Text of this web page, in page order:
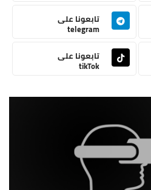
تابعونا على
telegram
تابعونا على
tikTok